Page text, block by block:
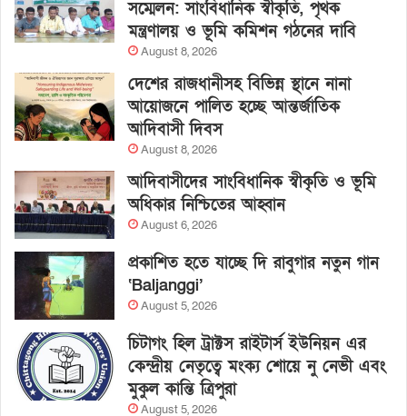
সম্মেলন: সাংবিধানিক স্বীকৃতি, পৃথক
মন্ত্রণালয় ও ভূমি কমিশন গঠনের দাবি
August 8, 2026
দেশের রাজধানীসহ বিভিন্ন স্থানে নানা
আয়োজনে পালিত হচ্ছে আন্তর্জাতিক
আদিবাসী দিবস
August 8, 2026
আদিবাসীদের সাংবিধানিক স্বীকৃতি ও ভূমি
অধিকার নিশ্চিতের আহ্বান
August 6, 2026
প্রকাশিত হতে যাচ্ছে দি রাবুগার নতুন গান
‘Baljanggi’
August 5, 2026
চিটাগং হিল ট্রাক্টস রাইটার্স ইউনিয়ন এর
কেন্দ্রীয় নেতৃত্বে মংক্য শোয়ে নু নেভী এবং
মুকুল কান্তি ত্রিপুরা
August 5, 2026